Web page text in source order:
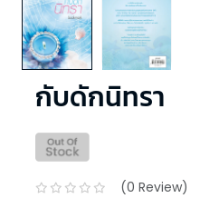
กับดักนิทรา
(0 Review)